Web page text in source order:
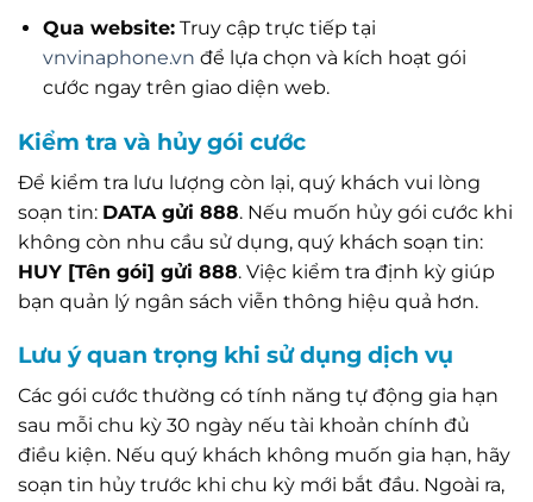
Qua website:Truy cập trực tiếp tại
vnvinaphone.vn để lựa chọn và kích hoạt gói
cước ngay trên giao diện web.
Kiểm tra và hủy gói cước
Để kiểm tra lưu lượng còn lại, quý khách vui lòng
soạn tin: DATA gửi 888. Nếu muốn hủy gói cước khi
không còn nhu cầu sử dụng, quý khách soạn tin:
HUY [Tên gói] gửi 888. Việc kiểm tra định kỳ giúp
bạn quản lý ngân sách viễn thông hiệu quả hơn.
Lưu ý quan trọng khi sử dụng dịch vụ
Các gói cước thường có tính năng tự động gia hạn
sau mỗi chu kỳ 30 ngày nếu tài khoản chính đủ
điều kiện. Nếu quý khách không muốn gia hạn, hãy
soạn tin hủy trước khi chu kỳ mới bắt đầu. Ngoài ra,